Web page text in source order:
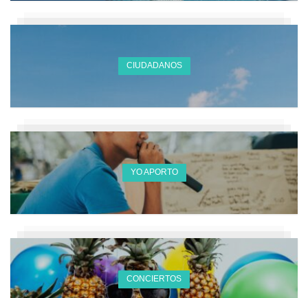
CIUDADANOS
YO APORTO
CONCIERTOS